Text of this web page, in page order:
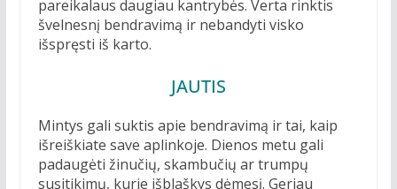
pareikalaus daugiau kantrybės. Verta rinktis
švelnesnį bendravimą ir nebandyti visko
išspręsti iš karto.
JAUTIS
Mintys gali suktis apie bendravimą ir tai, kaip
išreiškiate save aplinkoje. Dienos metu gali
padaugėti žinučių, skambučių ar trumpų
susitikimų, kurie išblaškys dėmesį. Geriau